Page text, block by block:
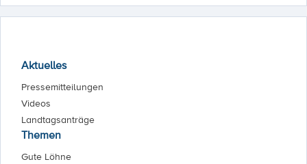
Aktuelles
Pressemitteilungen
Videos
Landtagsanträge
Themen
Gute Löhne